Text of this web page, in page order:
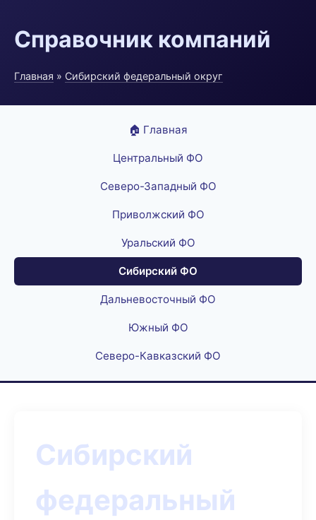
Справочник компаний
Главная » Сибирский федеральный округ
🏠 Главная
Центральный ФО
Северо-Западный ФО
Приволжский ФО
Уральский ФО
Сибирский ФО
Дальневосточный ФО
Южный ФО
Северо-Кавказский ФО
Сибирский
федеральный